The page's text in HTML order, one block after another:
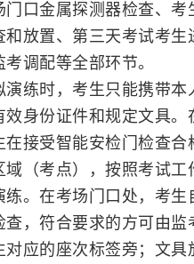
门口金属探测器检查、考
和放置、第三天考试考生
调配等全部环节。
演练时，考生只能携带本
效身份证件和规定文具。
在接受智能安检门检查合
域（考点），按照考试工
练。在考场门口处，考生
查，符合要求的方可由监
对应的座次标签旁；文具